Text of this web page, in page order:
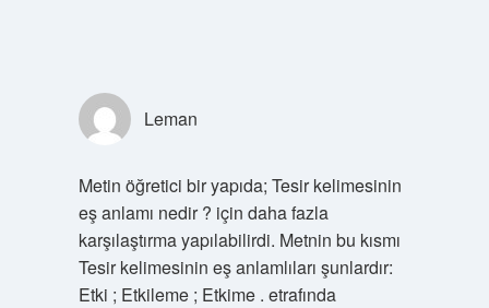
Leman
Metin öğretici bir yapıda; Tesir kelimesinin
eş anlamı nedir ? için daha fazla
karşılaştırma yapılabilirdi. Metnin bu kısmı
Tesir kelimesinin eş anlamlıları şunlardır:
Etki ; Etkileme ; Etkime . etrafında